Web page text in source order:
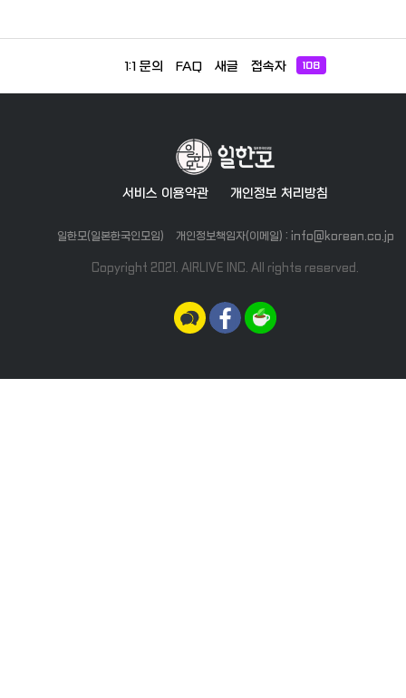
1:1 문의 FAQ 새글 접속자 108
서비스 이용약관 개인정보 처리방침
일한모(일본한국인모임) 개인정보책임자(이메일) : info@korean.co.jp
Copyright 2021. AIRLIVE INC. All rights reserved.